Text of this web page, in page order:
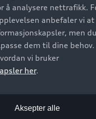
prototyper
All Rights Reserved.
å analysere nettrafikk.
anbefaler vi at
men
dem til dine behov.
vi bruker
her.
Aksepter alle